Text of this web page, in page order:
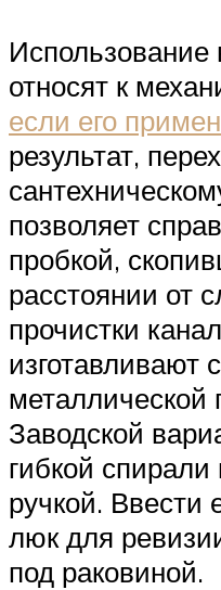
Использование
относят к
если его
результат,
позволяет
пробкой,
расстоянии от
прочистки
изготавливают
металлической
Заводской
гибкой спирали
ручкой. Ввести
люк для
под раковиной.